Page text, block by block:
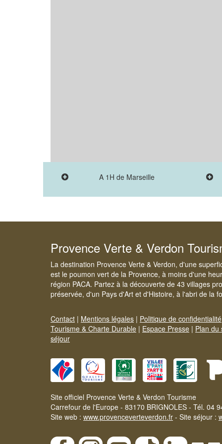
A 1H de Marseille
Provence Verte & Verdon
La destination Provence Verte & Verdon, d'une
est le poumon vert de la Provence, à moins d'une
région PACA. Partez à la découverte de 43 villages
préservée, d'un Pays d'Art et d'Histoire, à l'abri de la
Contact | Mentions légales | Politique de confidentialité
Tourisme & Charte Durable | Espace Presse | Plan du
séjour
Site officiel Provence Verte & Verdon Tourisme
Carrefour de l'Europe - 83170 BRIGNOLES - Tél. 04
Site web : www.provenceverteverdon.fr - Site séjour :